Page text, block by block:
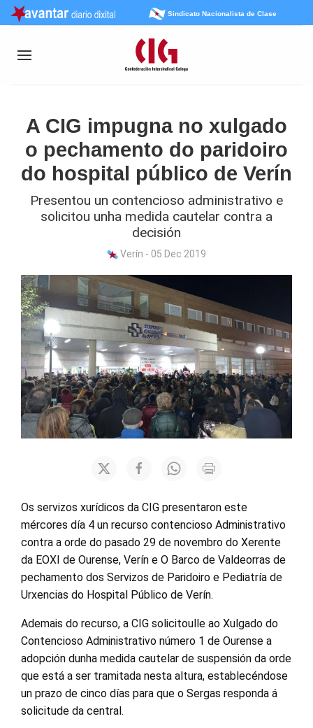
Sindicato Nacionalista de Clase
A CIG impugna no xulgado
o pechamento do paridoiro
do hospital público de Verín
Presentou un contencioso administrativo e
solicitou unha medida cautelar contra a
decisión
Verín - 05 Dec 2019
Os servizos xurídicos da CIG presentaron este
mércores día 4 un recurso contencioso Administrativo
contra a orde do pasado 29 de novembro do Xerente
da EOXI de Ourense, Verín e O Barco de Valdeorras de
pechamento dos Servizos de Paridoiro e Pediatría de
Urxencias do Hospital Público de Verín.
Ademais do recurso, a CIG solicitoulle ao Xulgado do
Contencioso Administrativo número 1 de Ourense a
adopción dunha medida cautelar de suspensión da orde
que está a ser tramitada nesta altura, establecéndose
un prazo de cinco días para que o Sergas responda á
solicitude da central.